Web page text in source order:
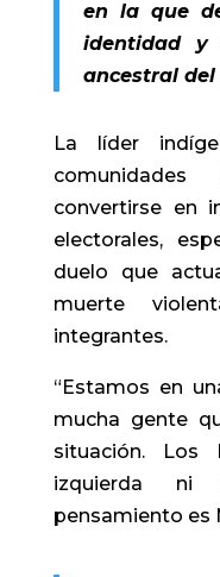
en la que
identidad y
ancestral del
La líder
convertirse en
electorales,
duelo que
muerte
integrantes.
“Estamos en
mucha gente
situación.
izquierda ni
pensamiento es